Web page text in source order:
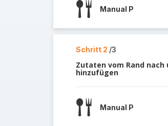
Manual P
Schritt 2 /3
Zutaten vom Rand
hinzufügen
Manual P